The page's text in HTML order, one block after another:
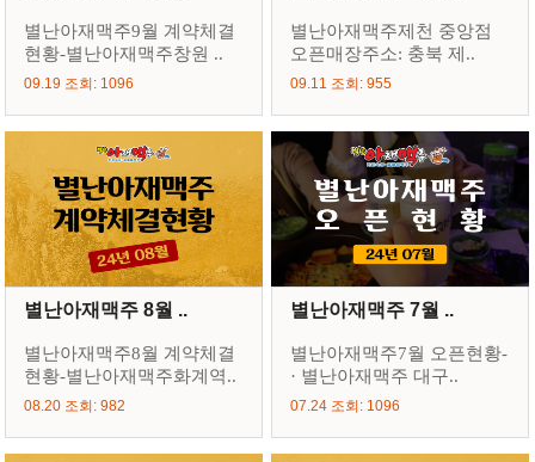
별난아재맥주9월 계약체결
현황-별난아재맥주창원 ..
09.19 조회: 1096
별난아재맥주제천 중앙점
오픈매장주소: 충북 제..
09.11 조회: 955
별난아재맥주 8월 ..
별난아재맥주8월 계약체결
현황-별난아재맥주화계역..
08.20 조회: 982
별난아재맥주 7월 ..
별난아재맥주7월 오픈현황-
· 별난아재맥주 대구..
07.24 조회: 1096